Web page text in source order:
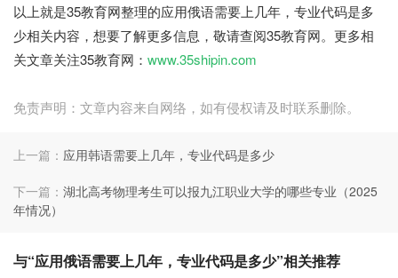
以上就是35教育网整理的应用俄语需要上几年，专业代码是多
少相关内容，想要了解更多信息，敬请查阅35教育网。更多相
关文章关注35教育网： www.35shipin.com
免责声明：文章内容来自网络，如有侵权请及时联系删除。
上一篇： 应用韩语需要上几年，专业代码是多少
下一篇： 湖北高考物理考生可以报九江职业大学的哪些专业（2025
年情况）
与“应用俄语需要上几年，专业代码是多少”相关推荐